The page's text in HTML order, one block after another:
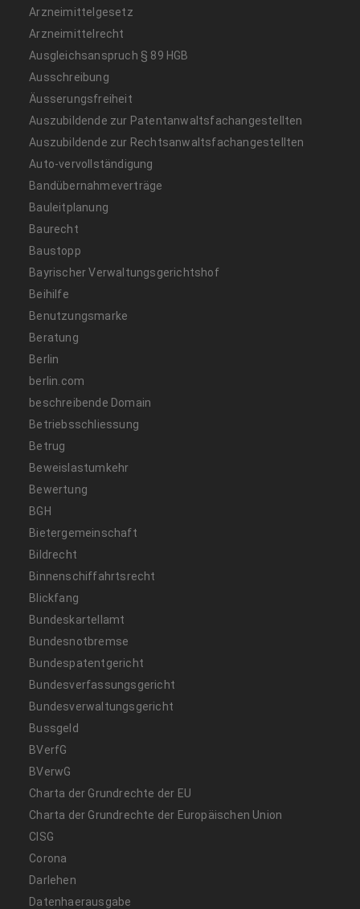
Arzneimittelgesetz
Arzneimittelrecht
Ausgleichsanspruch § 89 HGB
Ausschreibung
Äusserungsfreiheit
Auszubildende zur Patentanwaltsfachangestellten
Auszubildende zur Rechtsanwaltsfachangestellten
Auto-vervollständigung
Bandübernahmeverträge
Bauleitplanung
Baurecht
Baustopp
Bayrischer Verwaltungsgerichtshof
Beihilfe
Benutzungsmarke
Beratung
Berlin
berlin.com
beschreibende Domain
Betriebsschliessung
Betrug
Beweislastumkehr
Bewertung
BGH
Bietergemeinschaft
Bildrecht
Binnenschiffahrtsrecht
Blickfang
Bundeskartellamt
Bundesnotbremse
Bundespatentgericht
Bundesverfassungsgericht
Bundesverwaltungsgericht
Bussgeld
BVerfG
BVerwG
Charta der Grundrechte der EU
Charta der Grundrechte der Europäischen Union
CISG
Corona
Darlehen
Datenhaerausgabe